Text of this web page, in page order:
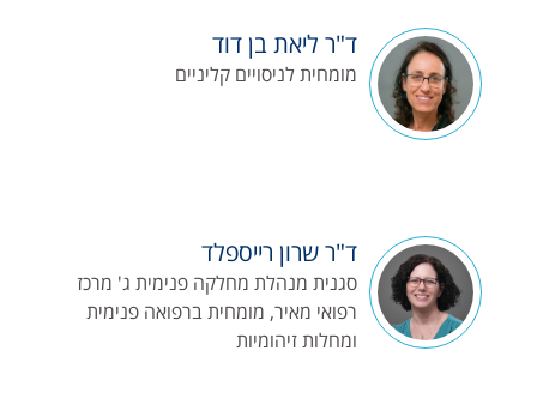
ד"ר ליאת בן דוד
מומחית לניסויים קליניים
ד"ר שרון רייספלד
סגנית מנהלת מחלקה פנימית ג' מרכז
רפואי מאיר, מומחית ברפואה פנימית
ומחלות זיהומיות